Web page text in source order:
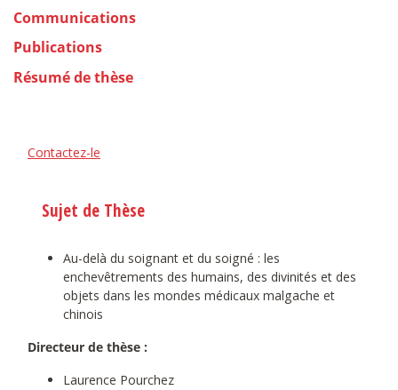
Communications
Publications
Résumé de thèse
Contactez-le
Sujet de Thèse
Au-delà du soignant et du soigné : les
enchevêtrements des humains, des divinités et des
objets dans les mondes médicaux malgache et
chinois
Directeur de thèse :
Laurence Pourchez